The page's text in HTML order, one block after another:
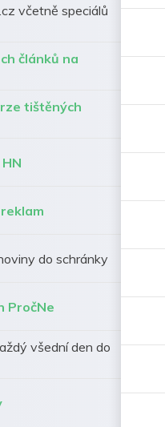
včetně speciálů
článků na
tištěných
do schránky
PročNe
všední den do